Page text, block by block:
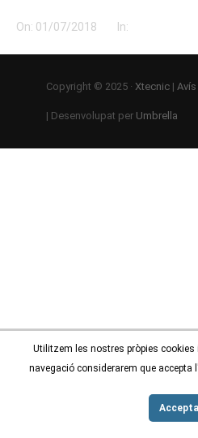
On: 01/07/2018 In:
Copyright © 2025 · Xtecnic | Avís
| Desenvolupat per Umbrella
Utilitzem les nostres pròpies cookies
navegació considerarem que accepta